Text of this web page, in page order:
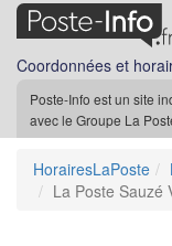
Coordonnées et
Poste-Info est un site
avec le Groupe La
HorairesLaPoste
La Poste Sauzé